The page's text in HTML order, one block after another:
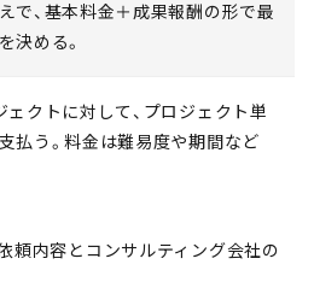
で、基本料金＋成果報酬の形で最
決める。
ェクトに対して、プロジェクト単
払う。料金は難易度や期間など
頼内容とコンサルティング会社の